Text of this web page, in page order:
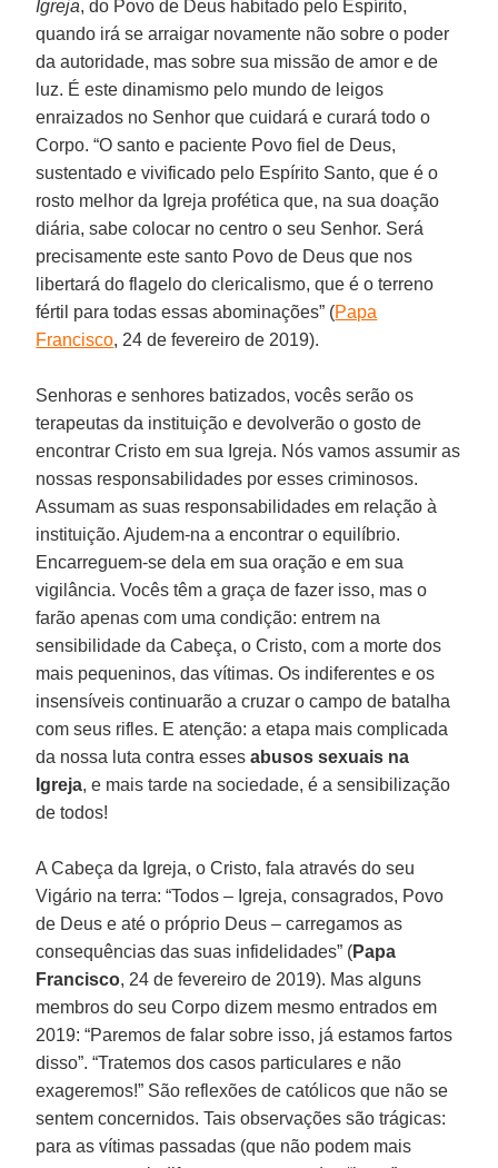
Igreja, do Povo de Deus habitado pelo Espírito,
quando irá se arraigar novamente não sobre o poder
da autoridade, mas sobre sua missão de amor e de
luz. É este dinamismo pelo mundo de leigos
enraizados no Senhor que cuidará e curará todo o
Corpo. “O santo e paciente Povo fiel de Deus,
sustentado e vivificado pelo Espírito Santo, que é o
rosto melhor da Igreja profética que, na sua doação
diária, sabe colocar no centro o seu Senhor. Será
precisamente este santo Povo de Deus que nos
libertará do flagelo do clericalismo, que é o terreno
fértil para todas essas abominações” (Papa
Francisco, 24 de fevereiro de 2019).
Senhoras e senhores batizados, vocês serão os
terapeutas da instituição e devolverão o gosto de
encontrar Cristo em sua Igreja. Nós vamos assumir as
nossas responsabilidades por esses criminosos.
Assumam as suas responsabilidades em relação à
instituição. Ajudem-na a encontrar o equilíbrio.
Encarreguem-se dela em sua oração e em sua
vigilância. Vocês têm a graça de fazer isso, mas o
farão apenas com uma condição: entrem na
sensibilidade da Cabeça, o Cristo, com a morte dos
mais pequeninos, das vítimas. Os indiferentes e os
insensíveis continuarão a cruzar o campo de batalha
com seus rifles. E atenção: a etapa mais complicada
da nossa luta contra essesabusos sexuais na
Igreja, e mais tarde na sociedade, é a sensibilização
de todos!
A Cabeça da Igreja, o Cristo, fala através do seu
Vigário na terra: “Todos – Igreja, consagrados, Povo
de Deus e até o próprio Deus – carregamos as
consequências das suas infidelidades” (Papa
Francisco, 24 de fevereiro de 2019). Mas alguns
membros do seu Corpo dizem mesmo entrados em
2019: “Paremos de falar sobre isso, já estamos fartos
disso”. “Tratemos dos casos particulares e não
exageremos!” São reflexões de católicos que não se
sentem concernidos. Tais observações são trágicas:
para as vítimas passadas (que não podem mais